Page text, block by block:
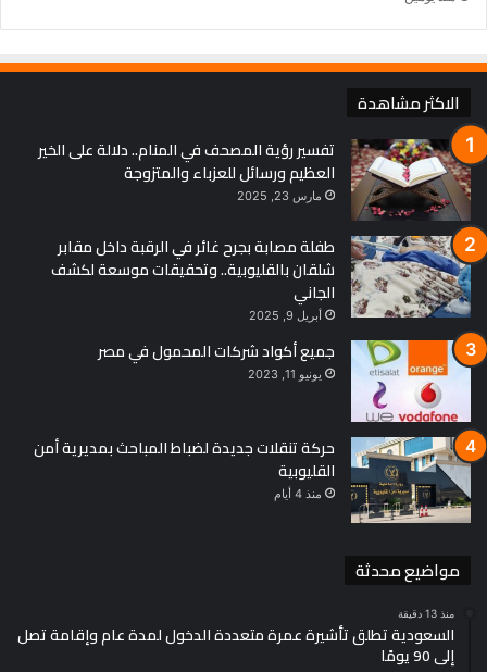
الاكثر مشاهدة
تفسير رؤية المصحف في المنام.. دلالة على الخير
العظيم ورسائل للعزباء والمتزوجة
مارس 23, 2025
طفلة مصابة بجرح غائر في الرقبة داخل مقابر
شلقان بالقليوبية.. وتحقيقات موسعة لكشف
الجاني
أبريل 9, 2025
جميع أكواد شركات المحمول في مصر
يونيو 11, 2023
حركة تنقلات جديدة لضباط المباحث بمديرية أمن
القليوبية
منذ 4 أيام
مواضيع محدثة
منذ 13 دقيقة
السعودية تطلق تأشيرة عمرة متعددة الدخول لمدة عام وإقامة تصل
إلى 90 يومًا